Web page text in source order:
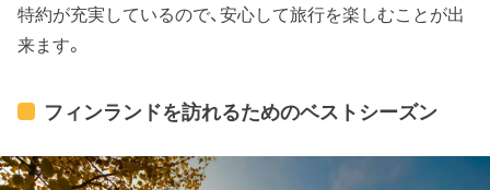
特約が充実しているので、安心して旅行を楽しむことが出
来ます。
フィンランドを訪れるためのベストシーズン